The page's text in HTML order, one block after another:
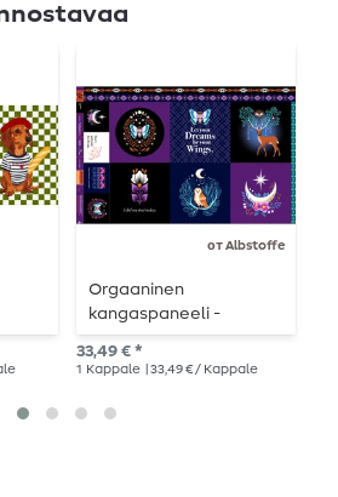
от Albstoffe
Orgaaninen
kangaspaneeli -
Midnight Dream On
Navy
33,49 € *
1 Kappale | 33,49 € / Kappale